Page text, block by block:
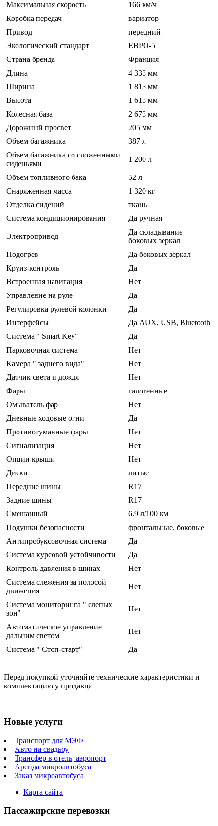
Максимальная скорость
166 км/ч
Коробка передач
вариатор
Привод
передний
Экологический стандарт
ЕВРО-5
Страна бренда
Франция
Длина
4 333 мм
Ширина
1 813 мм
Высота
1 613 мм
Колесная база
2 673 мм
Дорожный просвет
205 мм
Объем багажника
387 л
Объем багажника со сложенными
сиденьями
1 200 л
Объем топливного бака
52 л
Снаряженная масса
1 320 кг
Отделка сидений
ткань
Система кондиционирования
Да ручная
Электропривод
Да складывание
боковых зеркал
Подогрев
Да боковых зеркал
Круиз-контроль
Да
Встроенная навигация
Нет
Управление на руле
Да
Регулировка рулевой колонки
Да
Интерфейсы
Да AUX, USB, Bluetooth
Система " Smart Key"
Да
Парковочная система
Нет
Камера " заднего вида"
Нет
Датчик света и дождя
Нет
Фары
галогенные
Омыватель фар
Нет
Дневные ходовые огни
Да
Противотуманные фары
Нет
Сигнализация
Нет
Опции крыши
Нет
Диски
литые
Передние шины
R17
Задние шины
R17
Смешанный
6.9 л/100 км
Подушки безопасности
фронтальные, боковые
Антипробуксовочная система
Да
Система курсовой устойчивости
Да
Контроль давления в шинах
Нет
Система слежения за полосой
движения
Нет
Система мониторинга " слепых
зон"
Нет
Автоматическое управление
дальним светом
Нет
Система " Стоп-старт" Да
Перед покупкой уточняйте технические характеристики и
комплектацию у продавца
Новые услуги
Транспорт для МЭФ
Авто на свадьбу
Трансфер в отель, аэропорт
Аренда микроавтобуса
Заказ микроавтобуса
Карта сайта
Пассажирские перевозки